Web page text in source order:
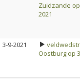
Zuidzande
2021
3-9-2021
Oostburg op